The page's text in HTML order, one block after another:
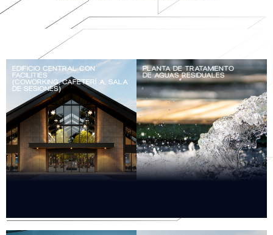
EDIFICIO CENTRAL CON
FACILITIES
(COWORKING, CAFETERÍ A, SALA
DE SESIONES)
PLANTA DE TRATAMIENTO
DE AGUAS RESIDUALES